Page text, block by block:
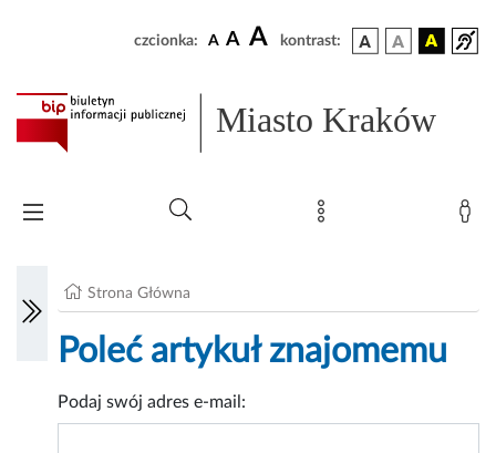
czcionka: A A A kontrast:
Miasto Kraków
Strona Główna
Poleć artykuł znajomemu
Podaj swój adres e-mail: